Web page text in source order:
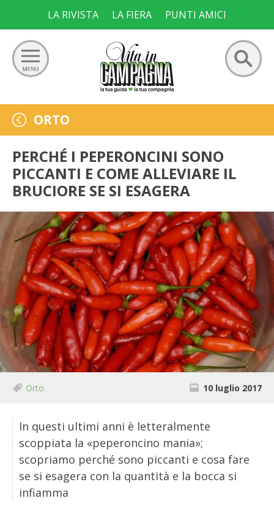
content
LA RIVISTA LA FIERA PUNTI AMICI
Ricerca
per:
GIARDINO
ORTO
FRUTTETO
VIGNETO
ALLEVAMENTI
BIODIVERSITÀ
CUCINA
PRODOTTI
FARFALLE DELLA CAMPAGNA
STORIE DEI LETTORI
CONSERVARE LA FRUTTA
CONSERVE DELL’ORTO
ORTO
PERCHÉ I PEPERONCINI SONO
PICCANTI E COME ALLEVIARE IL
BRUCIORE SE SI ESAGERA
Orto 10 luglio 2017
In questi ultimi anni è letteralmente
scoppiata la «peperoncino mania»;
scopriamo perché sono piccanti e cosa fare
se si esagera con la quantità e la bocca si
infiamma